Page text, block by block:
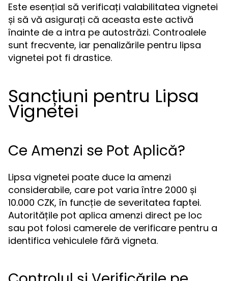
Este esențial să verificați valabilitatea vignetei
și să vă asigurați că aceasta este activă
înainte de a intra pe autostrăzi. Controalele
sunt frecvente, iar penalizările pentru lipsa
vignetei pot fi drastice.
Sancțiuni pentru Lipsa
Vignetei
Ce Amenzi se Pot Aplică?
Lipsa vignetei poate duce la amenzi
considerabile, care pot varia între 2000 și
10.000 CZK, în funcție de severitatea faptei.
Autoritățile pot aplica amenzi direct pe loc
sau pot folosi camerele de verificare pentru a
identifica vehiculele fără vigneta.